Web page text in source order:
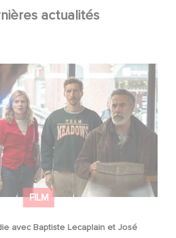
actualités
FILM
avec Baptiste Lecaplain et José
avec Baptiste Lecaplain et José